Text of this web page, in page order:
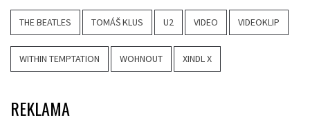
THE BEATLES TOMÁŠ KLUS U2 VIDEO VIDEOKLIP
WITHIN TEMPTATION WOHNOUT XINDL X
REKLAMA